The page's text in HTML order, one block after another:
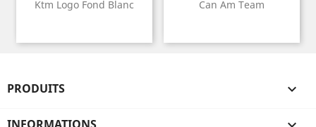
Ktm Logo Fond Blanc
Can Am Team
PRODUITS 